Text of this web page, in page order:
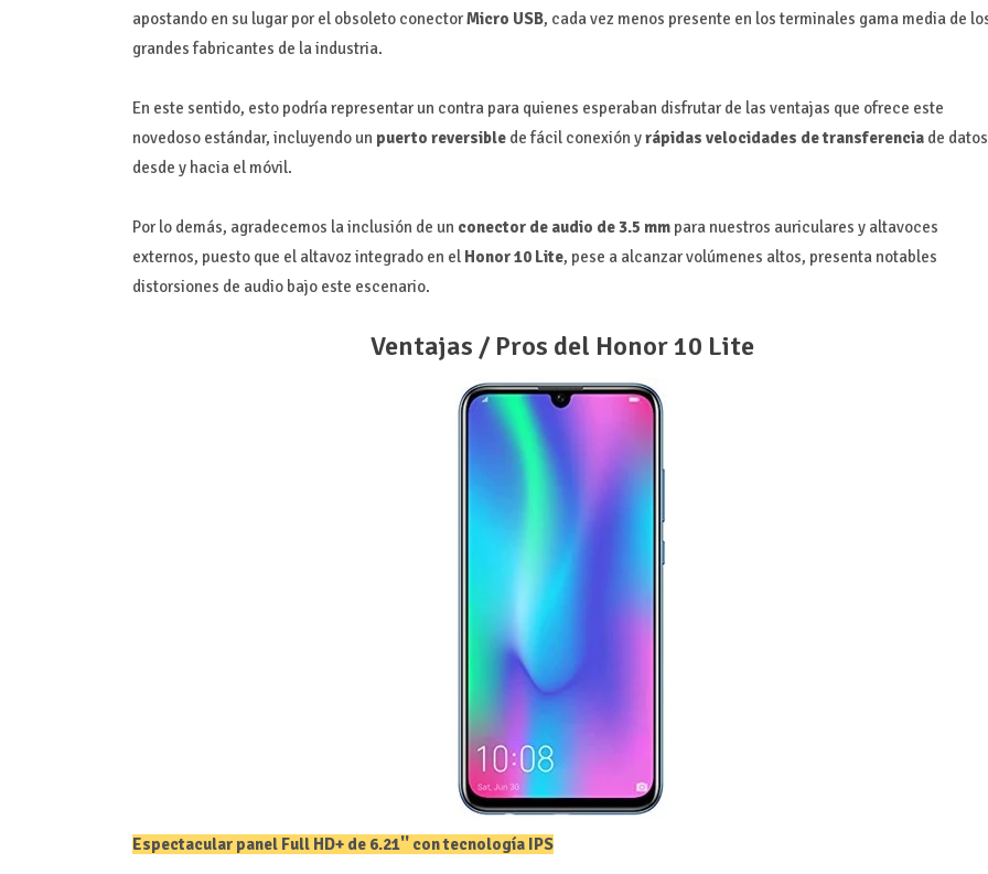
apostando en su lugar por el obsoleto conectorMicro USB, cada vez menos presente en los terminales gama media de
grandes fabricantes de la industria.
En este sentido, esto podría representar un contra para quienes esperaban disfrutar de las ventajas que ofrece este
novedoso estándar, incluyendo un puerto reversiblede fácil conexión yrápidas velocidades de transferencia de datos
desde y hacia el móvil.
Por lo demás, agradecemos la inclusión de un conector de audio de 3.5 mmpara nuestros auriculares y altavoces
externos, puesto que el altavoz integrado en el Honor 10 Lite, pese a alcanzar volúmenes altos, presenta notables
distorsiones de audio bajo este escenario.
Ventajas / Pros del Honor 10 Lite
Espectacular panel Full HD+ de 6.21'' con tecnología IPS